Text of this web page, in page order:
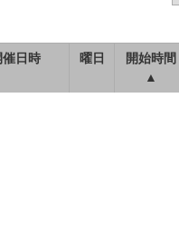
催日時 曜日
開始時間
▲